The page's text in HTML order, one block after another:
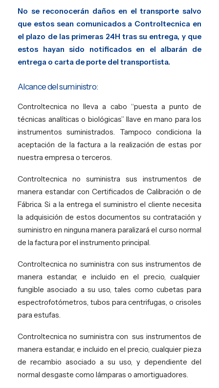
No se reconocerán daños en el transporte salvo
que estos sean comunicados a Controltecnica en
el plazo de las primeras 24H tras su entrega, y que
estos hayan sido notificados en el albarán de
entrega o carta de porte del transportista.
Alcance del suministro:
Controltecnica no lleva a cabo “puesta a punto de
técnicas analíticas o biológicas” llave en mano para los
instrumentos suministrados. Tampoco condiciona la
aceptación de la factura a la realización de estas por
nuestra empresa o terceros.
Controltecnica no suministra sus instrumentos de
manera estandar con Certificados de Calibración o de
Fábrica. Si a la entrega el suministro el cliente necesita
la adquisición de estos documentos su contratación y
suministro en ninguna manera paralizará el curso normal
de la factura por el instrumento principal.
Controltecnica no suministra con sus instrumentos de
manera estandar, e incluido en el precio, cualquier
fungible asociado a su uso, tales como cubetas para
espectrofotómetros, tubos para centrifugas, o crisoles
para estufas.
Controltecnica no suministra con sus instrumentos de
manera estandar, e incluido en el precio, cualquier pieza
de recambio asociado a su uso, y dependiente del
normal desgaste como lámparas o amortiguadores.